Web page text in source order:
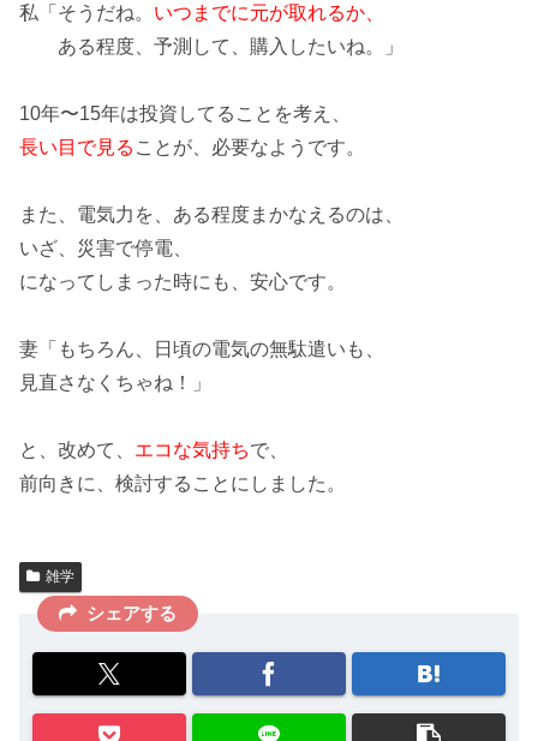
私「そうだね。 いつまでに元が取れるか、
ある程度、予測して、購入したいね。」
10年〜15年は投資してることを考え、
長い目で見る ことが、必要なようです。
また、電気力を、ある程度まかなえるのは、
いざ、災害で停電
になってしまった時にも、安心です。
妻「もちろん、
日頃の電気の無駄遣いも、
見直さなくちゃね！
」
と、改めて、 エコな気持ちで、
前向きに、検討することにしました。
雑学
シェアする